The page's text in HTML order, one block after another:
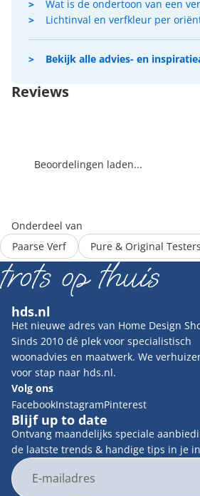
Wat is de ondertoon van een
Lichtinval en verfkleur per
Bekijk alle advies- en
Reviews
Beoordelingen laden...
Onderdeel van
Paarse Verf
Pure & Original Testers
hds.nl
Het nieuwe adres van Home Design
Sinds 2010 dé plek voor specialistisch
woonadvies en maatwerk. We
voor stap naar hds.nl.
Volg ons
FacebookInstagramPinterest
Blijf up to date
Ontvang maandelijks speciale
de laatste trends & handige tips in je
E-mail